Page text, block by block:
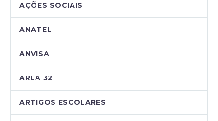
AÇÕES SOCIAIS
ANATEL
ANVISA
ARLA 32
ARTIGOS ESCOLARES